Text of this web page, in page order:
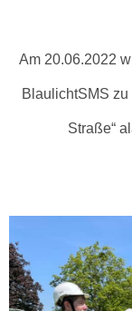
Am 20.06.2022
BlaulichtSMS
Straße“